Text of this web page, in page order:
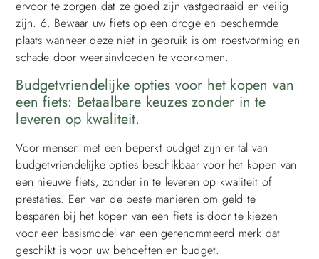
ervoor te zorgen dat ze goed zijn vastgedraaid en veilig
zijn. 6. Bewaar uw fiets op een droge en beschermde
plaats wanneer deze niet in gebruik is om roestvorming en
schade door weersinvloeden te voorkomen.
Budgetvriendelijke opties voor het kopen van
een fiets: Betaalbare keuzes zonder in te
leveren op kwaliteit.
Voor mensen met een beperkt budget zijn er tal van
budgetvriendelijke opties beschikbaar voor het kopen van
een nieuwe fiets, zonder in te leveren op kwaliteit of
prestaties. Een van de beste manieren om geld te
besparen bij het kopen van een fiets is door te kiezen
voor een basismodel van een gerenommeerd merk dat
geschikt is voor uw behoeften en budget.